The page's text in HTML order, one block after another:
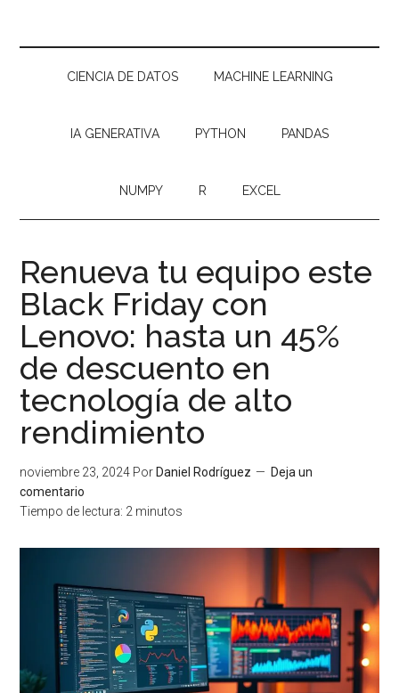
CIENCIA DE DATOS MACHINE LEARNING
IA GENERATIVA PYTHON PANDAS
NUMPY R EXCEL
Renueva tu equipo este
Black Friday con
Lenovo: hasta un 45%
de descuento en
tecnología de alto
rendimiento
noviembre 23, 2024 Por Daniel Rodríguez
Deja un
comentario
Tiempo de lectura: 2 minutos